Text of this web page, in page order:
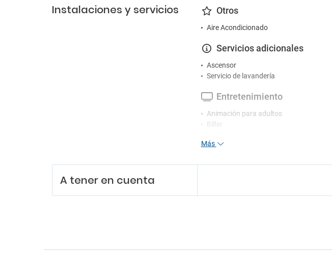
Instalaciones y servicios Otros
Aire Acondicionado
Servicios adicionales
Ascensor
Servicio de lavandería
Entretenimiento
Animación para adultos
Billar
Tiendas en el hotel
Parking
Más
A tener en cuenta